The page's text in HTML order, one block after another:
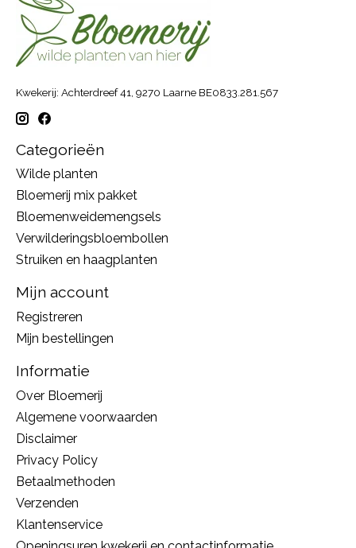
Kwekerij: Achterdreef 41, 9270 Laarne BE0833.281.567
Categorieën
Wilde planten
Bloemerij mix pakket
Bloemenweidemengsels
Verwilderingsbloembollen
Struiken en haagplanten
Mijn account
Registreren
Mijn bestellingen
Informatie
Over Bloemerij
Algemene voorwaarden
Disclaimer
Privacy Policy
Betaalmethoden
Verzenden
Klantenservice